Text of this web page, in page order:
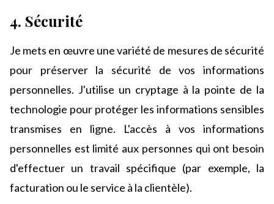
4. Sécurité
Je mets en œuvre une variété de mesures de sécurité
pour préserver la sécurité de vos informations
personnelles. J'utilise un cryptage à la pointe de la
technologie pour protéger les informations sensibles
transmises en ligne. L'accès à vos informations
personnelles est limité aux personnes qui ont besoin
d'effectuer un travail spécifique (par exemple, la
facturation ou le service à la clientèle).